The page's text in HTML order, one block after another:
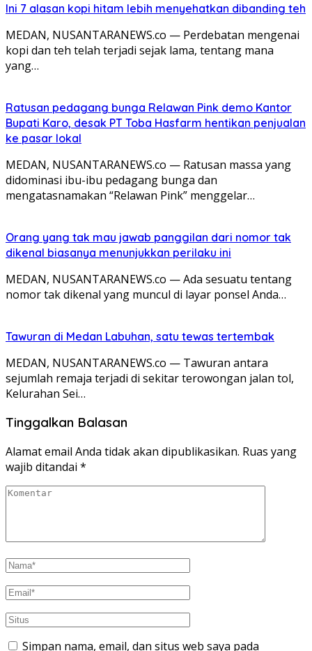
Ini 7 alasan kopi hitam lebih menyehatkan dibanding teh
MEDAN, NUSANTARANEWS.co — Perdebatan mengenai
kopi dan teh telah terjadi sejak lama, tentang mana
yang…
Ratusan pedagang bunga Relawan Pink demo Kantor
Bupati Karo, desak PT Toba Hasfarm hentikan penjualan
ke pasar lokal
MEDAN, NUSANTARANEWS.co — Ratusan massa yang
didominasi ibu-ibu pedagang bunga dan
mengatasnamakan “Relawan Pink” menggelar…
Orang yang tak mau jawab panggilan dari nomor tak
dikenal biasanya menunjukkan perilaku ini
MEDAN, NUSANTARANEWS.co — Ada sesuatu tentang
nomor tak dikenal yang muncul di layar ponsel Anda…
Tawuran di Medan Labuhan, satu tewas tertembak
MEDAN, NUSANTARANEWS.co — Tawuran antara
sejumlah remaja terjadi di sekitar terowongan jalan tol,
Kelurahan Sei…
Tinggalkan Balasan
Alamat email Anda tidak akan dipublikasikan. Ruas yang
wajib ditandai *
Simpan nama, email, dan situs web saya pada